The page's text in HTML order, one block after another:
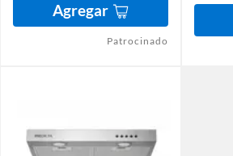
Agregar
Patrocinado